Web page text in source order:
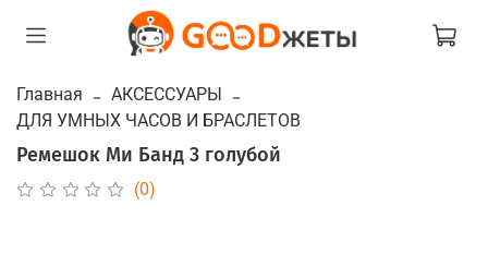
Главная
АКСЕССУАРЫ
ДЛЯ УМНЫХ ЧАСОВ И БРАСЛЕТОВ
Ремешок Ми Банд 3 голубой
(0)